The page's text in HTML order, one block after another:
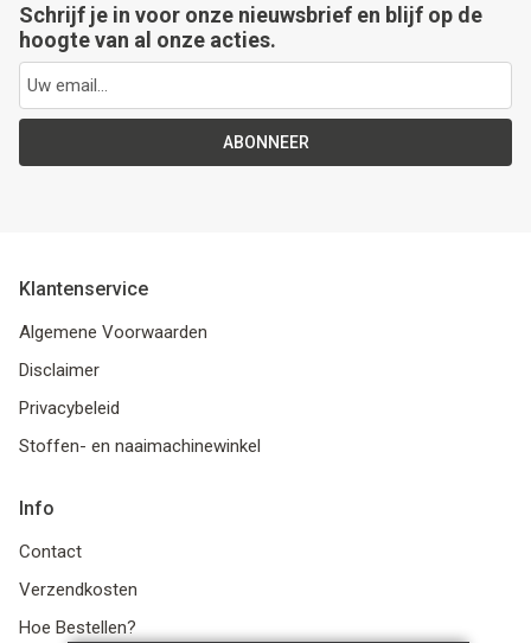
Schrijf je in voor onze nieuwsbrief en blijf op de
hoogte van al onze acties.
ABONNEER
Klantenservice
Algemene Voorwaarden
Disclaimer
Privacybeleid
Stoffen- en naaimachinewinkel
Info
Contact
Verzendkosten
Hoe Bestellen?